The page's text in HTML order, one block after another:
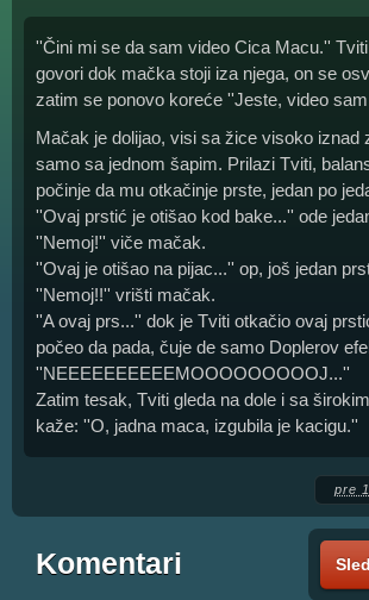
''Čini mi se da sam video Cica Macu.''
govori dok mačka stoji iza njega, on se
zatim se ponovo koreće ''Jeste, video
Mačak je dolijao, visi sa žice visoko iznad
samo sa jednom šapim. Prilazi Tviti,
počinje da mu otkačinje prste, jedan po
''Ovaj prstić je otišao kod bake...'' ode
''Nemoj!'' viče mačak.
''Ovaj je otišao na pijac...'' op, još jedan
''Nemoj!!'' vrišti mačak.
''A ovaj prs...'' dok je Tviti otkačio ovaj
počeo da pada, čuje de samo Doplerov
''NEEEEEEEEEEMOOOOOOOOOJ...''
Zatim tesak, Tviti gleda na dole i sa
kaže: ''O, jadna maca, izgubila je kacigu.''
pre
Komentari